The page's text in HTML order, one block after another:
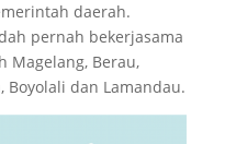
daerah.
pernah bekerjasama
Magelang, Berau,
Boyolali dan Lamandau.